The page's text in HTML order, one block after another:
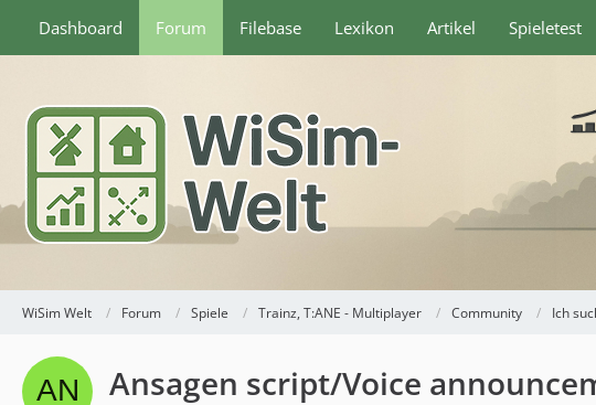
Dashboard Forum Filebase Lexikon Artikel Spieletest
WiSim Welt Forum Spiele Trainz, T:ANE - Multiplayer Community Ich
Ansagen script/Voice